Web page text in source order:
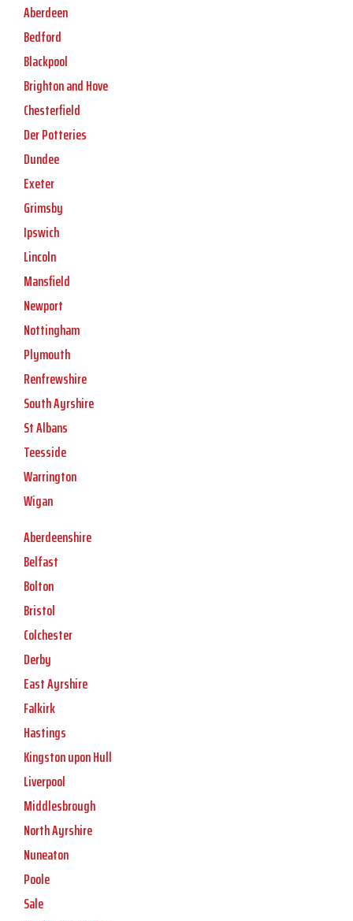
Aberdeen
Bedford
Blackpool
Brighton and Hove
Chesterfield
Der Potteries
Dundee
Exeter
Grimsby
Ipswich
Lincoln
Mansfield
Newport
Nottingham
Plymouth
Renfrewshire
South Ayrshire
St Albans
Teesside
Warrington
Wigan
Aberdeenshire
Belfast
Bolton
Bristol
Colchester
Derby
East Ayrshire
Falkirk
Hastings
Kingston upon Hull
Liverpool
Middlesbrough
North Ayrshire
Nuneaton
Poole
Sale